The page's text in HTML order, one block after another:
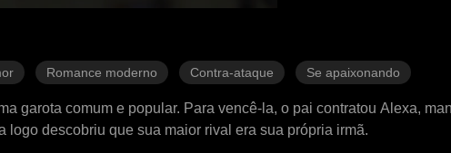
Romance moderno Contra-ataque Se apaixonando
garota comum e popular. Para vencê-la, o pai contratou Alexa,
descobriu que sua maior rival era sua própria irmã.